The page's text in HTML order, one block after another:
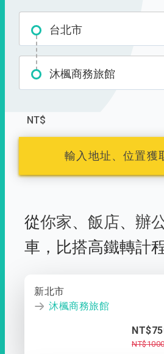
台北市
沐楓商務旅館
NT$
輸入地址、位置獲
從你家、 飯店、 辦
車， 比搭高鐵轉計
新北市
沐楓商務旅館